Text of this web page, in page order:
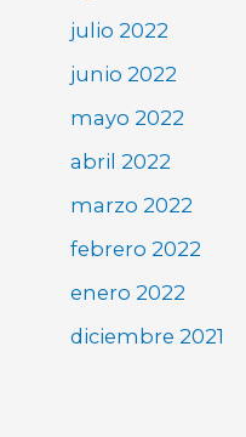
julio 2022
junio 2022
mayo 2022
abril 2022
marzo 2022
febrero 2022
enero 2022
diciembre 2021